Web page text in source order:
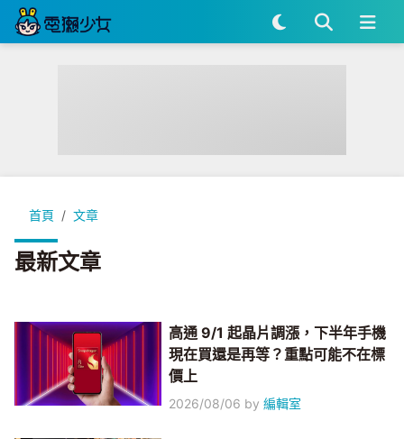
首頁 文章
最新文章
高通 9/1 起晶片調漲，下半年手機
現在買還是再等？重點可能不在標
價上
2026/08/06 by編輯室